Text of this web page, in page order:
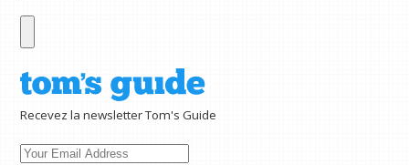
Recevez la newsletter Tom's Guide